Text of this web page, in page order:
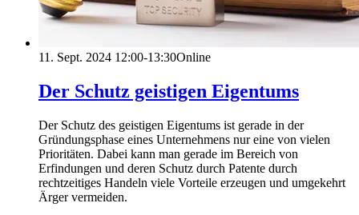
11. Sept. 2024 12:00-13:30Online
Der Schutz geistigen Eigentums
Der Schutz des geistigen Eigentums ist gerade in der
Gründungsphase eines Unternehmens nur eine von vielen
Prioritäten. Dabei kann man gerade im Bereich von
Erfindungen und deren Schutz durch Patente durch
rechtzeitiges Handeln viele Vorteile erzeugen und umgekehrt
Ärger vermeiden.